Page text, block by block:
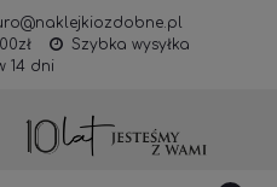
Szybka wysyłka
14 dni